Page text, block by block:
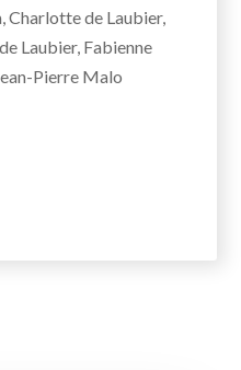
Charlotte de Laubier,
Laubier, Fabienne
Pierre Malo